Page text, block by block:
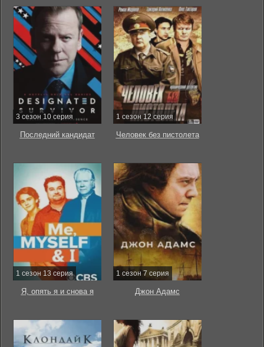
3 сезон 10 серия
Последний кандидат
1 сезон 12 серия
Человек без пистолета
1 сезон 13 серия
Я, опять я и снова я
1 сезон 7 серия
Джон Адамс